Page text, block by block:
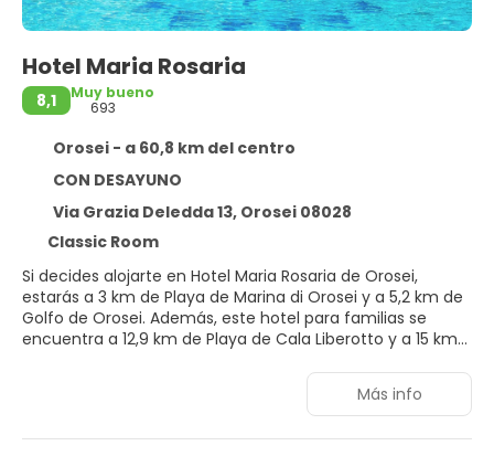
Hotel Maria Rosaria
8,1
Muy bueno
693
Orosei - a 60,8 km del centro
CON DESAYUNO
Via Grazia Deledda 13, Orosei 08028
Classic Room
Si decides alojarte en Hotel Maria Rosaria de Orosei,
estarás a 3 km de Playa de Marina di Orosei y a 5,2 km de
Golfo de Orosei. Además, este hotel para familias se
encuentra a 12,9 km de Playa de Cala Liberotto y a 15 km
Elige entre las numerosas instalaciones recreativas
ofrecidas, que incluyen una piscina al aire libre y
bicicletas de alquiler. Este hotel de estilo mediterráneo
Más info